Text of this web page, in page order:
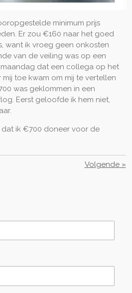
minimum prijs
Er zou €160 naar het goed
want ik vroeg geen onkosten
van de veiling was op een
dat een collega op het
toe kwam om mij te vertellen
was geklommen in een
Eerst geloofde ik hem niet,
ik €700 doneer voor de
Volgende»